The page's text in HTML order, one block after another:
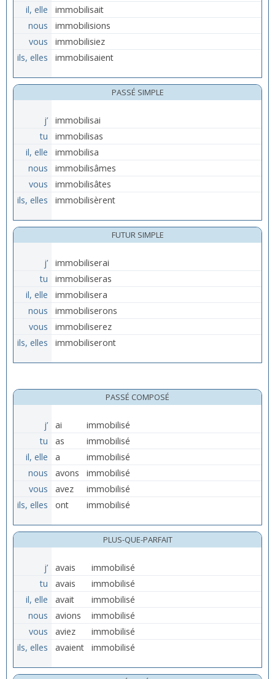
il, elle
immobilisait
nous
immobilisions
vous
immobilisiez
ils, elles
immobilisaient
PASSÉ SIMPLE
j’
immobilisai
tu
immobilisas
il, elle
immobilisa
nous
immobilisâmes
vous
immobilisâtes
ils, elles
immobilisèrent
FUTUR SIMPLE
j’
immobiliserai
tu
immobiliseras
il, elle
immobilisera
nous
immobiliserons
vous
immobiliserez
ils, elles
immobiliseront
PASSÉ COMPOSÉ
j’ ai
immobilisé
tu
as
immobilisé
il, elle
a
immobilisé
nous
avons
immobilisé
vous
avez
immobilisé
ils, elles
ont immobilisé
PLUS-QUE-PARFAIT
j’ avais
immobilisé
tu
avais
immobilisé
il, elle
avait
immobilisé
nous
avions
immobilisé
vous
aviez
immobilisé
ils, elles
avaient immobilisé